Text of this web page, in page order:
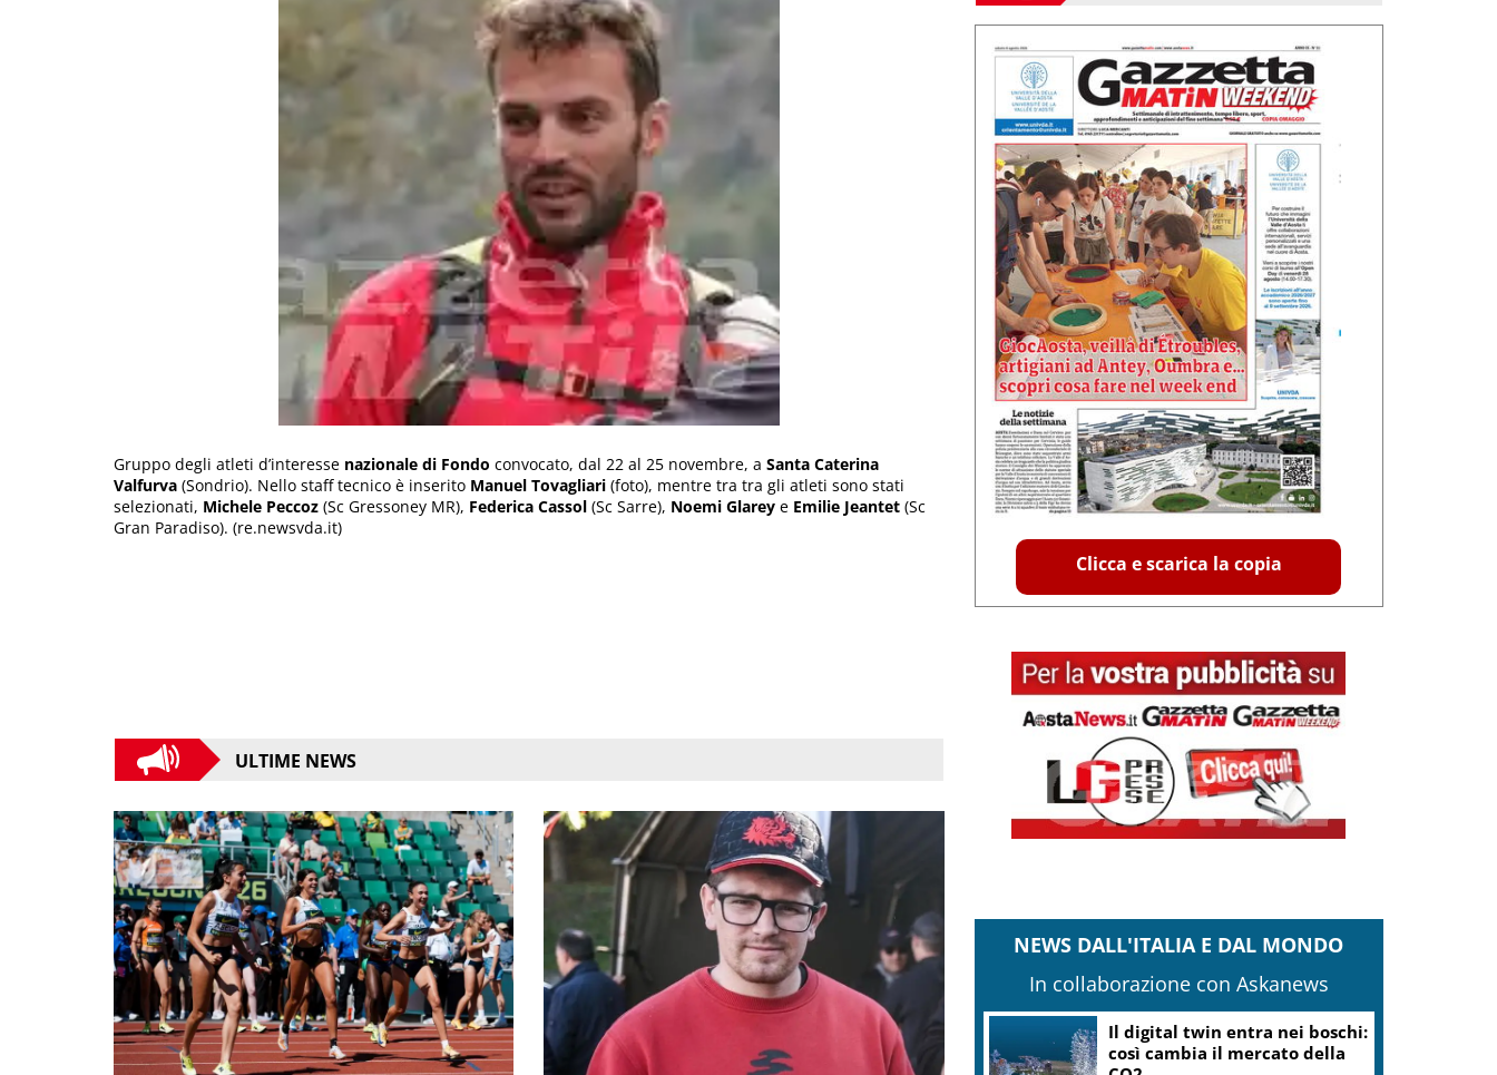
Gruppo degli atleti d’interesse nazionale di Fondo convocato, dal 22 al 25 novembre, a Santa Caterina
Valfurva (Sondrio). Nello staff tecnico è inserito Manuel Tovagliari (foto), mentre tra tra gli atleti sono stati
selezionati, Michele Peccoz (Sc Gressoney MR), Federica Cassol (Sc Sarre), Noemi Glarey e Emilie Jeantet (Sc
Gran Paradiso). (re.newsvda.it)
ULTIME NEWS
Clicca e scarica la copia
NEWS DALL'ITALIA E DAL MONDO
In collaborazione con Askanews
Il digital twin entra nei boschi:
così cambia il mercato della